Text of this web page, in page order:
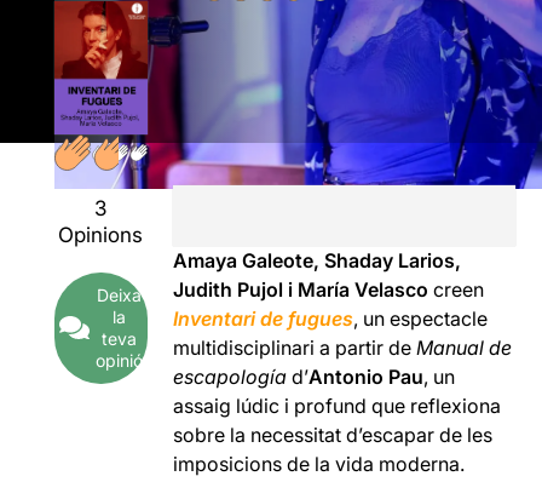
3
Opinions
Deixa
la
teva
opinió
Amaya Galeote, Shaday Larios,
Judith Pujol i María Velasco creen
Inventari de fugues, un espectacle
multidisciplinari a partir deManual de
escapología d’Antonio Pau, un
assaig lúdic i profund que reflexiona
sobre la necessitat d’escapar de les
imposicions de la vida moderna.